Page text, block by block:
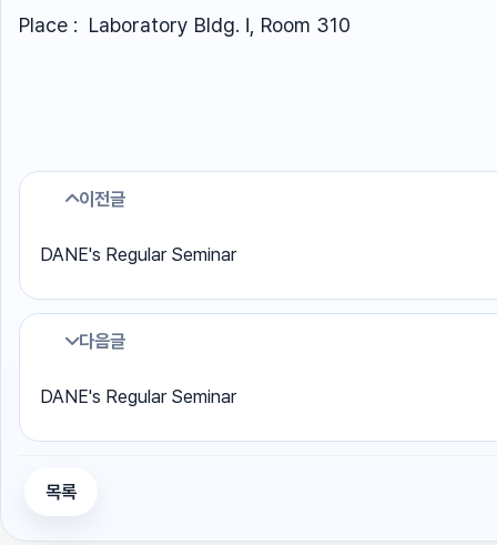
Place : Laboratory Bldg. Ⅰ, Room 310
이전글
DANE's Regular Seminar
다음글
DANE's Regular Seminar
목록